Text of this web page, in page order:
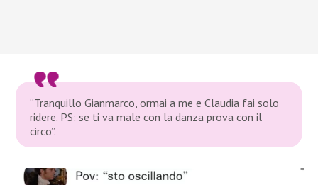
“Tranquillo Gianmarco, ormai a me e Claudia fai solo
ridere. PS: se ti va male con la danza prova con il
circo”.